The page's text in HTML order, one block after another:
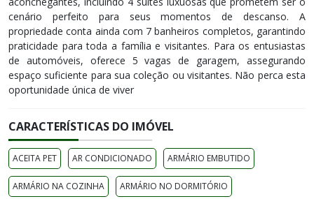
cenário perfeito para seus momentos de descanso. A
propriedade conta ainda com 7 banheiros completos, garantindo
praticidade para toda a família e visitantes. Para os entusiastas
de automóveis, oferece 5 vagas de garagem, assegurando
espaço suficiente para sua coleção ou visitantes. Não perca esta
oportunidade única de viver
CARACTERÍSTICAS DO IMÓVEL
ACEITA PET AR CONDICIONADO ARMÁRIO EMBUTIDO
ARMÁRIO NA COZINHA ARMÁRIO NO DORMITÓRIO